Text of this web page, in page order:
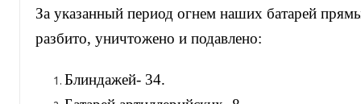
За указанный период огнем наших батарей
разбито, уничтожено и подавлено:
Блиндажей- 34.